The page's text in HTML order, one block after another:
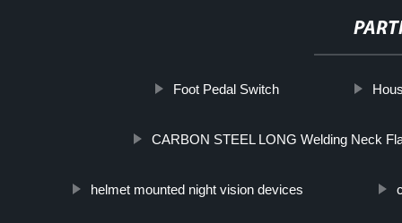
Foot Pedal Switch
CARBON STEEL LONG Welding Neck
helmet mounted night vision devices